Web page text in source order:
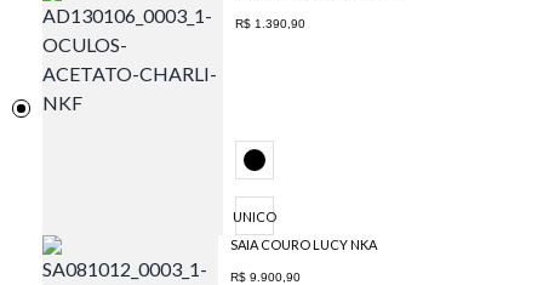
R$ 1.390,90
UNICO
SAIA COURO LUCY NKA
R$ 9.900,90